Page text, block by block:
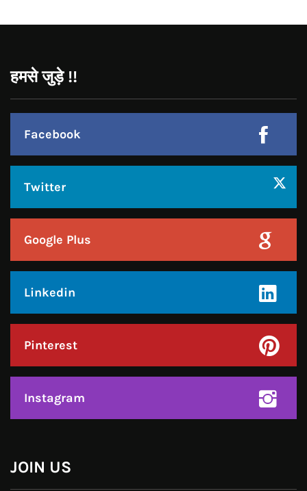
हमसे जुड़े !!
Facebook
Twitter
Google Plus